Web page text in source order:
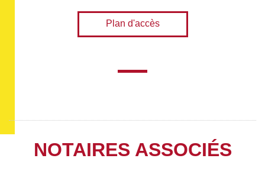
Plan d'accès
NOTAIRES ASSOCIÉS